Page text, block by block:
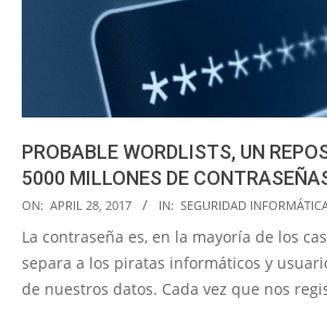
PROBABLE WORDLISTS, UN
5000 MILLONES DE
2017-
04-
28
ON: APRIL 28, 2017 IN: SEGURIDAD
La contraseña es, en la mayoría de los
separa a los piratas informáticos y
de nuestros datos. Cada vez que nos